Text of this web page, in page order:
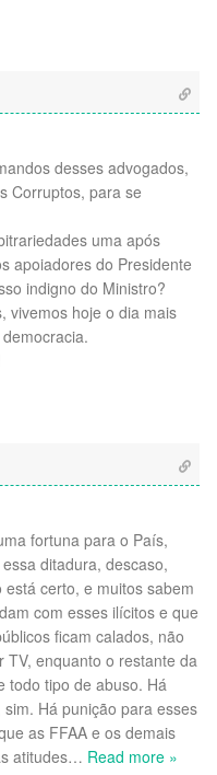
desses advogados,
Corruptos, para se
uma após
apoiadores do Presidente
indigno do Ministro?
vivemos hoje o dia mais
fortuna para o País,
ditadura, descaso,
certo, e muitos sabem
com esses ilícitos e que
ficam calados, não
enquanto o restante da
todo tipo de abuso. Há
Há punição para esses
as FFAA e os demais
atitudes… Read more »